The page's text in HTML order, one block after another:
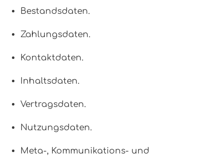
Bestandsdaten.
Zahlungsdaten.
Kontaktdaten.
Inhaltsdaten.
Vertragsdaten.
Nutzungsdaten.
Meta-, Kommunikations- und